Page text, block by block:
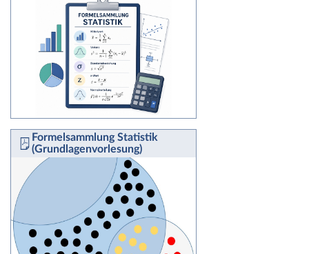
Formelsammlung Statistik
(Grundlagenvorlesung)